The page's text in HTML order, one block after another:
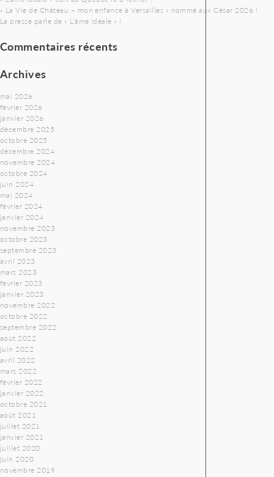
« La Vie de Château – mon enfance à Versailles » nommé aux César 2026 !
La presse parle de « L’âme idéale » !
Commentaires récents
Archives
mai 2026
février 2026
janvier 2026
décembre 2025
octobre 2025
décembre 2024
novembre 2024
octobre 2024
juin 2024
mai 2024
février 2024
janvier 2024
novembre 2023
octobre 2023
septembre 2023
avril 2023
mars 2023
février 2023
janvier 2023
novembre 2022
octobre 2022
septembre 2022
août 2022
juin 2022
avril 2022
mars 2022
février 2022
janvier 2022
octobre 2021
août 2021
juillet 2021
janvier 2021
juillet 2020
juin 2020
novembre 2019